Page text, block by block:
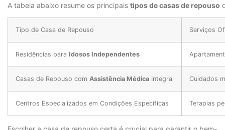
A tabela abaixo resume os principais tipos de casas de repouso
Tipo de Casa de Repouso Serviços
Residências para Idosos Independentes
Casas de Repouso com Assistência Médica Integral Cuidados
Centros Especializados em Condições Específicas Terapias